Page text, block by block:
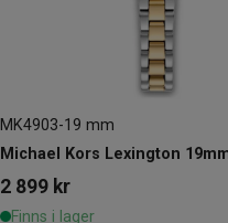
MK4903-19 mm
Michael Kors Lexington
2 899 kr
Finns i lager